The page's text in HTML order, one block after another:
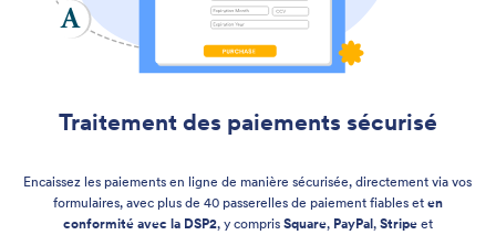
Traitement des paiements sécurisé
Encaissez les paiements en ligne de manière sécurisée, directement via vos
formulaires, avec plus de 40 passerelles de paiement fiables et en
conformité avec la DSP2, y compris Square, PayPal, Stripeet